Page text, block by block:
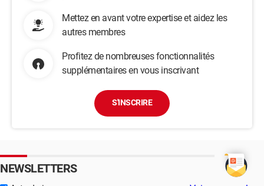
Mettez en avant votre expertise et aidez les
autres membres
Profitez de nombreuses fonctionnalités
supplémentaires en vous inscrivant
S'INSCRIRE
NEWSLETTERS